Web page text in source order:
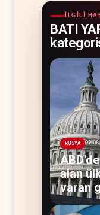
İLGILI
BATI
RUSYA
alan
varan